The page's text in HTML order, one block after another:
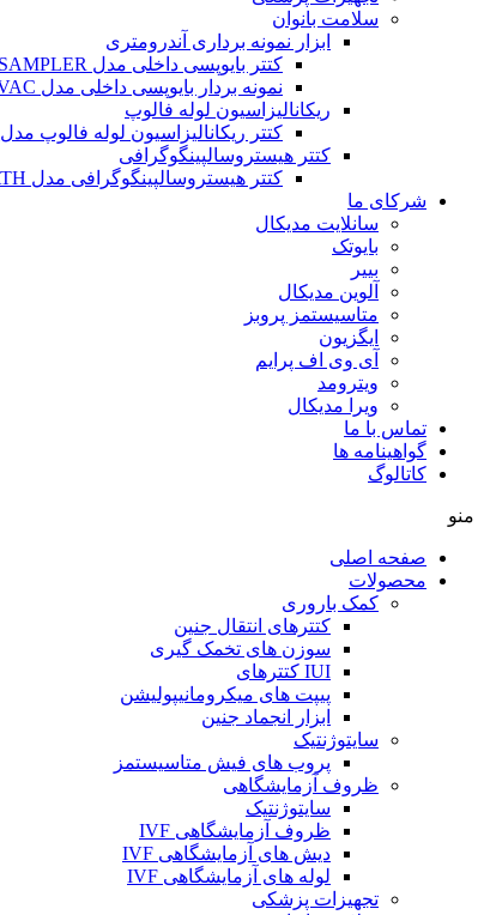
سلامت بانوان
ابزار نمونه برداری آندرومتری
کتتر بایوپسی داخلی مدل THE SAMPLER
نمونه بردار بایوپسی داخلی مدل PRO-VAC
ریکانالیزاسیون لوله فالوپ
کتتر ریکانالیزاسیون لوله فالوپ مدل SALPINX CATH
کتتر هیستروسالپینگوگرافی
کتتر هیستروسالپینگوگرافی مدل HYSTERO CATH
شرکای ما
سانلایت مدیکال
بایوتک
بییر
آلوین مدیکال
متاسیستمز پروبز
ایگزیون
آی وی اف پرایم
ویترومد
ویرا مدیکال
تماس با ما
گواهینامه ها
کاتالوگ
منو
صفحه اصلی
محصولات
کمک باروری
کتترهای انتقال جنین
سوزن های تخمک گیری
IUI کتترهای
پیپت های میکرومانیپولیشن
ابزار انجماد جنین
سایتوژنتیک
پروب های فیش متاسیستمز
ظروف آزمایشگاهی
سایتوژنتیک
ظروف آزمایشگاهی IVF
دیش های آزمایشگاهی IVF
لوله های آزمایشگاهی IVF
تجهیزات پزشکی